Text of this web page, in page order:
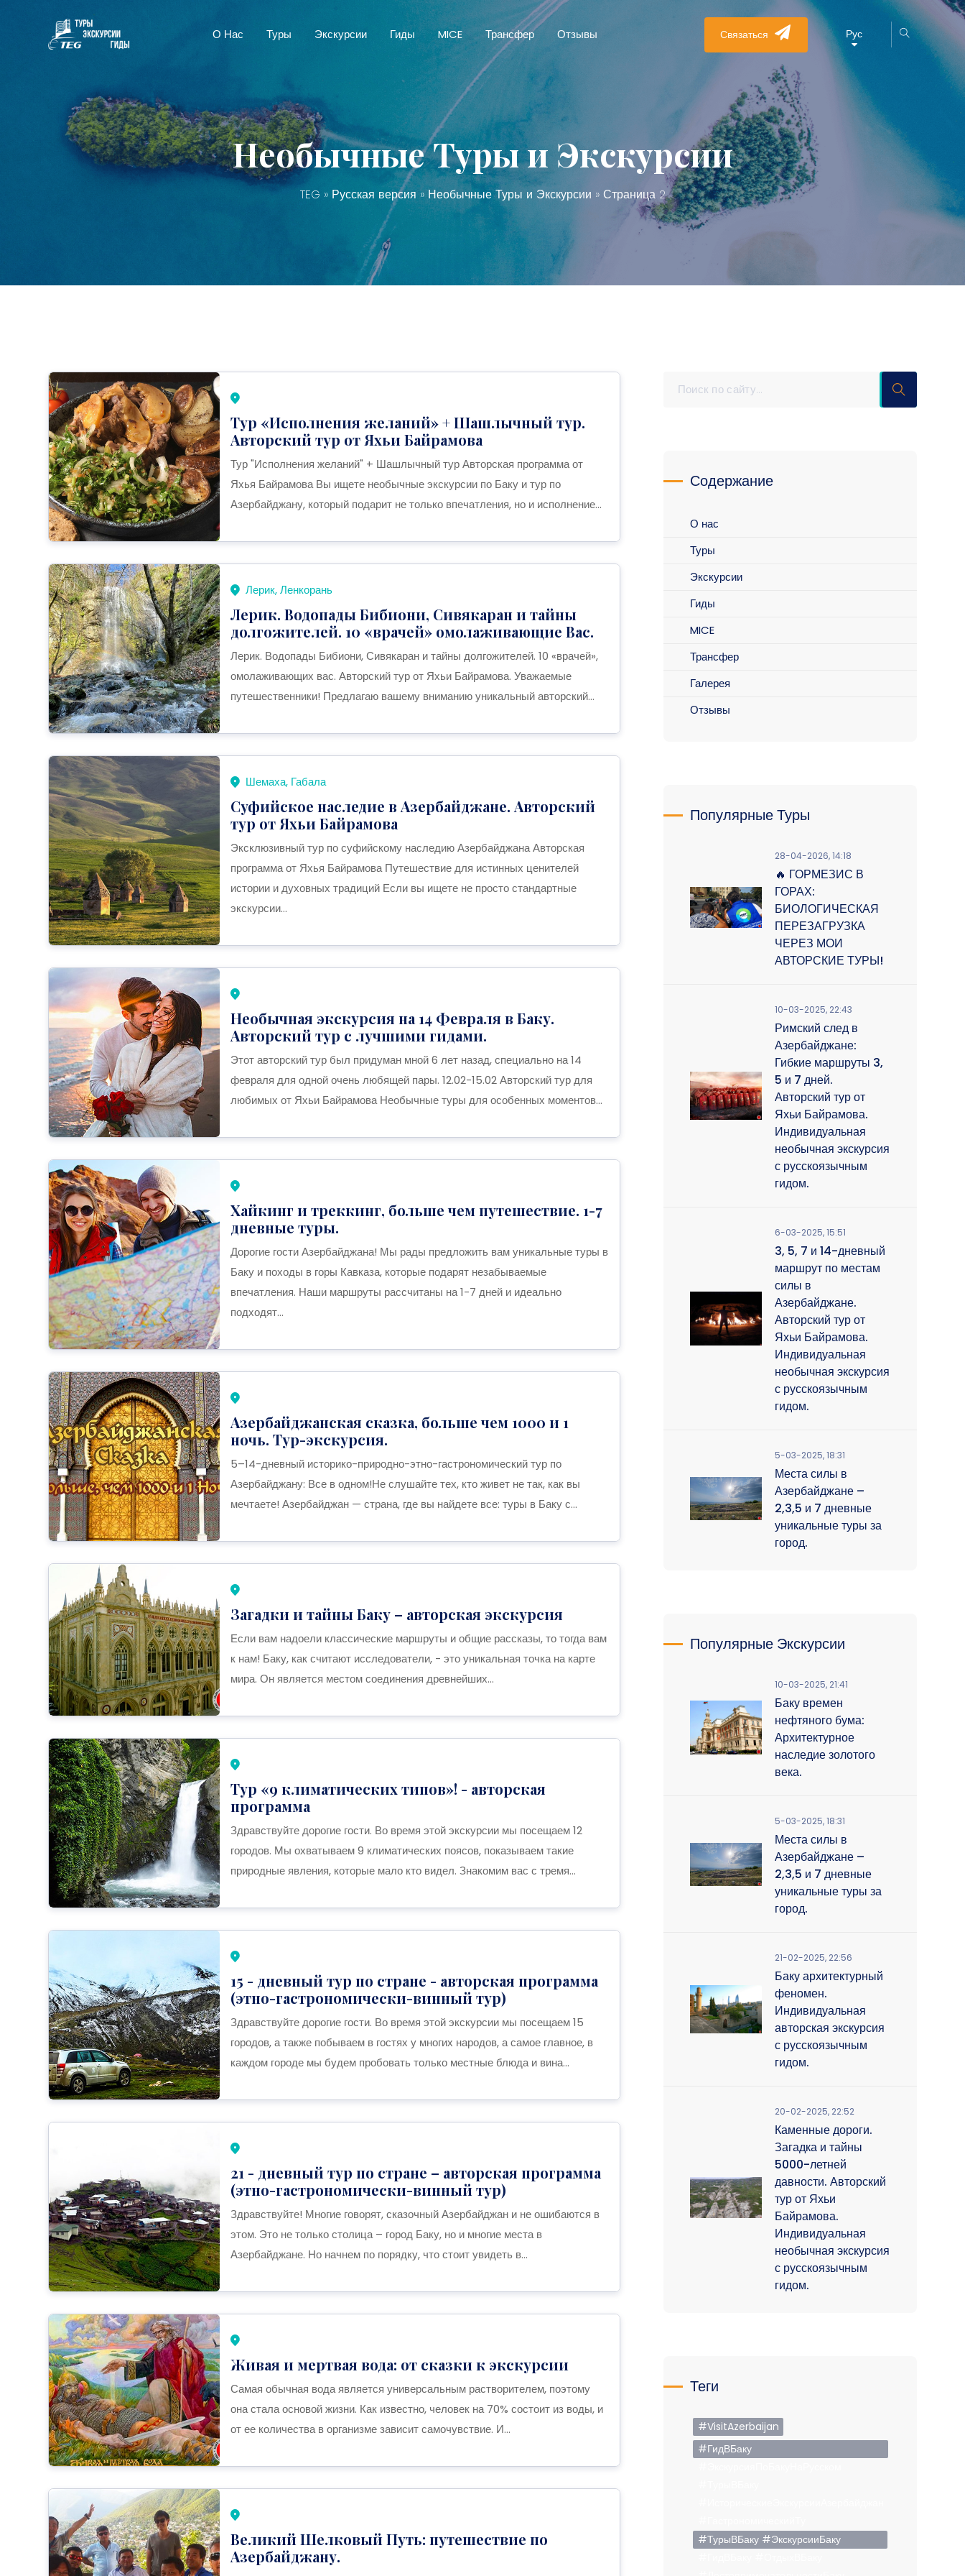
О Нас Туры Экскурсии Гиды MICE Трансфер Отзывы Связаться Рус
Необычные Туры и Экскурсии
TEG » Русская версия»Необычные Туры и Экскурсии » Страница 2
Тур «Исполнения желаний» + Шашлычный тур.
Авторский тур от Яхьи Байрамова
Тур "Исполнения желаний" + Шашлычный тур Авторская программа от
Яхья Байрамова Вы ищете необычные экскурсии по Баку и тур по
Азербайджану, который подарит не только впечатления, но и исполнение...
Лерик, Ленкорань
Лерик. Водопады Бибиони, Сивякаран и тайны
долгожителей. 10 «врачей» омолаживающие Вас.
Лерик. Водопады Бибиони, Сивякаран и тайны долгожителей. 10 «врачей»,
омолаживающих вас. Авторский тур от Яхьи Байрамова. Уважаемые
путешественники! Предлагаю вашему вниманию уникальный авторский...
Шемаха, Габала
Суфийское наследие в Азербайджане. Авторский
тур от Яхьи Байрамова
Эксклюзивный тур по суфийскому наследию Азербайджана Авторская
программа от Яхья Байрамова Путешествие для истинных ценителей
истории и духовных традиций Если вы ищете не просто стандартные
экскурсии...
Необычная экскурсия на 14 Февраля в Баку.
Авторский тур с лучшими гидами.
Этот авторский тур был придуман мной 6 лет назад, специально на 14
февраля для одной очень любящей пары. 12.02-15.02 Авторский тур для
любимых от Яхьи Байрамова Необычные туры для особенных моментов...
Хайкинг и треккинг, больше чем путешествие. 1-7
дневные туры.
Дорогие гости Азербайджана! Мы рады предложить вам уникальные туры в
Баку и походы в горы Кавказа, которые подарят незабываемые
впечатления. Наши маршруты рассчитаны на 1-7 дней и идеально
подходят...
Азербайджанская сказка, больше чем 1000 и 1
ночь. Тур-экскурсия.
5–14-дневный историко-природно-этно-гастрономический тур по
Азербайджану: Все в одном!Не слушайте тех, кто живет не так, как вы
мечтаете! Азербайджан — страна, где вы найдете все: туры в Баку с...
Загадки и тайны Баку – авторская экскурсия
Если вам надоели классические маршруты и общие рассказы, то тогда вам
к нам! Баку, как считают исследователи, - это уникальная точка на карте
мира. Он является местом соединения древнейших...
Тур «9 климатических типов»! - авторская
программа
Здравствуйте дорогие гости. Во время этой экскурсии мы посещаем 12
городов. Мы охватываем 9 климатических поясов, показываем такие
природные явления, которые мало кто видел. Знакомим вас с тремя...
15 - дневный тур по стране - авторская программа
(этно-гастрономически-винный тур)
Здравствуйте дорогие гости. Во время этой экскурсии мы посещаем 15
городов, а также побываем в гостях у многих народов, а самое главное, в
каждом городе мы будем пробовать только местные блюда и вина...
21 - дневный тур по стране – авторская программа
(этно-гастрономически-винный тур)
Здравствуйте! Многие говорят, сказочный Азербайджан и не ошибаются в
этом. Это не только столица – город Баку, но и многие места в
Азербайджане. Но начнем по порядку, что стоит увидеть в...
Живая и мертвая вода: от сказки к экскурсии
Самая обычная вода является универсальным растворителем, поэтому
она стала основой жизни. Как известно, человек на 70% состоит из воды, и
от ее количества в организме зависит самочувствие. И...
Великий Шелковый Путь: путешествие по
Азербайджану.
Содержание
О нас
Туры
Экскурсии
Гиды
MICE
Трансфер
Галерея
Отзывы
Популярные Туры
28-04-2026, 14:18
🔥 ГОРМЕЗИС В
ГОРАХ:
БИОЛОГИЧЕСКАЯ
ПЕРЕЗАГРУЗКА
ЧЕРЕЗ МОИ
АВТОРСКИЕ ТУРЫ!
10-03-2025, 22:43
Римский след в
Азербайджане:
Гибкие маршруты 3,
5 и 7 дней.
Авторский тур от
Яхьи Байрамова.
Индивидуальная
необычная экскурсия
с русскоязычным
гидом.
6-03-2025, 15:51
3, 5, 7 и 14-дневный
маршрут по местам
силы в
Азербайджане.
Авторский тур от
Яхьи Байрамова.
Индивидуальная
необычная экскурсия
с русскоязычным
гидом.
5-03-2025, 18:31
Места силы в
Азербайджане –
2,3,5 и 7 дневные
уникальные туры за
город.
Популярные Экскурсии
10-03-2025, 21:41
Баку времен
нефтяного бума:
Архитектурное
наследие золотого
века.
5-03-2025, 18:31
Места силы в
Азербайджане –
2,3,5 и 7 дневные
уникальные туры за
город.
21-02-2025, 22:56
Баку архитектурный
феномен.
Индивидуальная
авторская экскурсия
с русскоязычным
гидом.
20-02-2025, 22:52
Каменные дороги.
Загадка и тайны
5000-летней
давности. Авторский
тур от Яхьи
Байрамова.
Индивидуальная
необычная экскурсия
с русскоязычным
гидом.
Теги
#VisitAzerbaijan
#ГидВБаку
#ТурыВБаку #ЭкскурсииБаку